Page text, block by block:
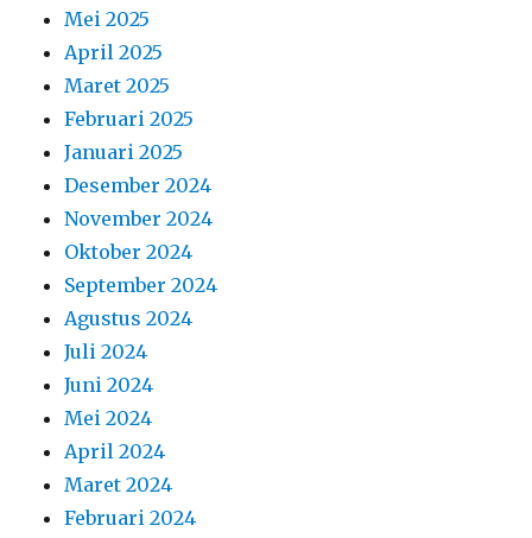
Mei 2025
April 2025
Maret 2025
Februari 2025
Januari 2025
Desember 2024
November 2024
Oktober 2024
September 2024
Agustus 2024
Juli 2024
Juni 2024
Mei 2024
April 2024
Maret 2024
Februari 2024